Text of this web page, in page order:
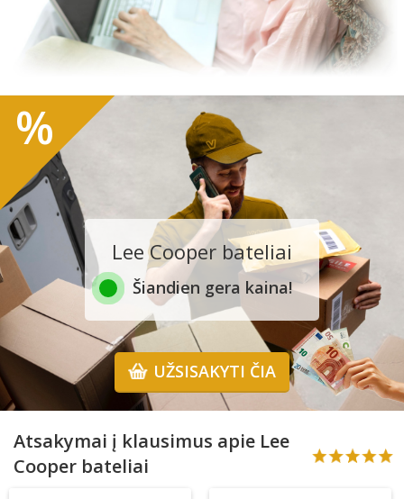
Lee Cooper bateliai
Šiandien gera kaina!
UŽSISAKYTI ČIA
%
Atsakymai į klausimus apie Lee
Cooper bateliai